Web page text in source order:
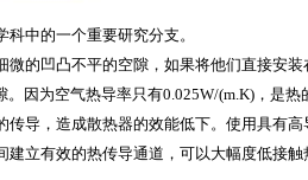
中的一个重要研究分支。
的凹凸不平的空隙，如果将他们直接安
因为空气热导率只有0.025W/(m.K)，是
导，造成散热器的效能低下。使用具有
立有效的热传导通道，可以大幅度低接